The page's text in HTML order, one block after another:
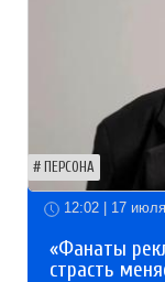
ПЕРСОНА
12:02 | 17 июля
«Фанаты
страсть